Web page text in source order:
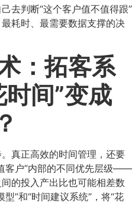
去判断“这个客户值不值得跟”
耗时、最需要数据支撑的决
：拓客系
间”变成
真正高效的时间管理，还要
客户”内部的不同优先层级——
的投入产出比也可能相差数
”和“时间建议系统”，将“花